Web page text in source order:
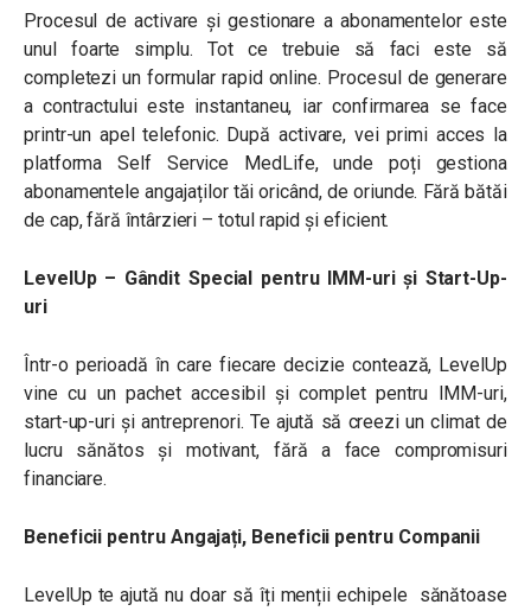
Procesul de activare și gestionare a abonamentelor este
unul foarte simplu. Tot ce trebuie să faci este să
completezi un formular rapid online. Procesul de generare
a contractului este instantaneu, iar confirmarea se face
printr-un apel telefonic. După activare, vei primi acces la
platforma Self Service MedLife, unde poți gestiona
abonamentele angajaților tăi oricând, de oriunde. Fără bătăi
de cap, fără întârzieri – totul rapid și eficient.
LevelUp – Gândit Special pentru IMM-uri și Start-Up-
uri
Într-o perioadă în care fiecare decizie contează, LevelUp
vine cu un pachet accesibil și complet pentru IMM-uri,
start-up-uri și antreprenori. Te ajută să creezi un climat de
lucru sănătos și motivant, fără a face compromisuri
financiare.
Beneficii pentru Angajați, Beneficii pentru Companii
LevelUp te ajută nu doar să îți menții echipele sănătoase